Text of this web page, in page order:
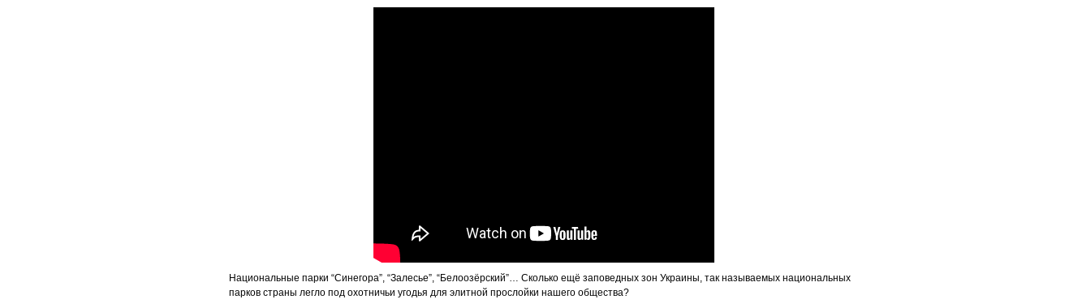
Национальные парки “Синегора”, “Залесье”, “Белоозёрский”… Сколько ещё заповедных зон Украины, так называемых национальных
парков страны легло под охотничьи угодья для элитной прослойки нашего общества?